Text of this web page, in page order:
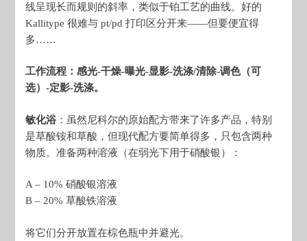
线呈现长而规则的斜率，类似于铂工艺的曲线。好的
Kallitype 很难与 pt/pd 打印区分开来——但要便宜得
多……
工作流程：感光-干燥-曝光-显影-洗涤/清除-调色（可
选）-定影-洗涤。
敏化浴：虽然尼科尔的原始配方带来了许多产品，特别
是草酸铵和草酸，但现代配方要简单得多，只包含两种
物质。准备两种溶液（在弱光下用于硝酸银）：
A – 10% 硝酸银溶液
B – 20% 草酸铁溶液
将它们分开放置在棕色瓶中并避光。